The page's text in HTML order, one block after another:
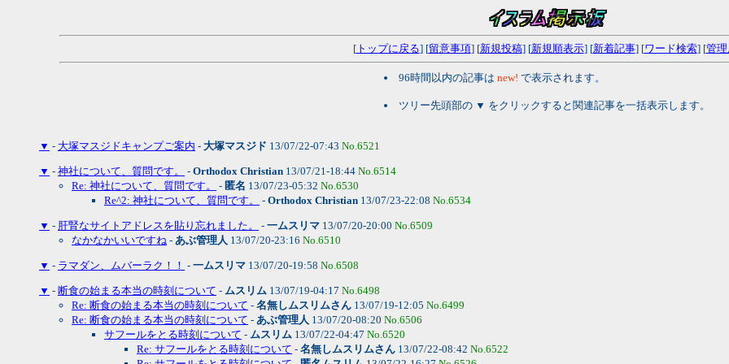
[トップに戻る] [留意事項] [新規投稿] [新規順表示] [新着記事] [ワード検索] [管理
96時間以内の記事は new! で表示されます。
ツリー先頭部の ▼ をクリックすると関連記事を一括表示します。
▼ - 大塚マスジドキャンプご案内 - 大塚マスジド 13/07/22-07:43 No.6521
▼ - 神社について、質問です。 - Orthodox Christian 13/07/21-18:44 No.6514
Re: 神社について、質問です。
- 匿名 13/07/23-05:32 No.6530
Re^2: 神社について、質問です。
- Orthodox Christian 13/07/23-22:08 No.6534
▼ - 肝腎なサイトアドレスを貼り忘れました。 - 一ムスリマ 13/07/20-20:00 No.6509
なかなかいいですね - あぶ管理人 13/07/20-23:16 No.6510
▼ - ラマダン、ムバーラク！！ - 一ムスリマ 13/07/20-19:58 No.6508
▼ - 断食の始まる本当の時刻について - ムスリム 13/07/19-04:17 No.6498
Re: 断食の始まる本当の時刻について - 名無しムスリムさん 13/07/19-12:05 No.6499
Re: 断食の始まる本当の時刻について - あぶ管理人 13/07/20-08:20 No.6506
サフールをとる時刻について - ムスリム 13/07/22-04:47 No.6520
Re: サフールをとる時刻について - 名無しムスリムさん 13/07/22-08:42 No.6522